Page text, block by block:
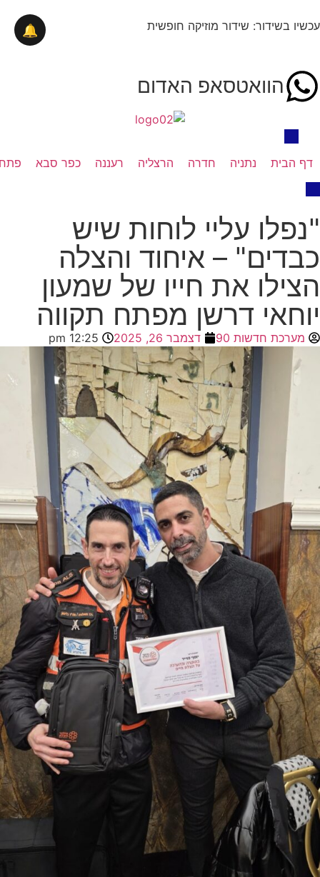
עכשיו בשידור: שידור מוזיקה חופשית
הוואטסאפ האדום
דף הבית נתניה חדרה הרצליה רעננה כפר סבא
"נפלו עליי לוחות שיש
כבדים" – איחוד והצלה
הצילו את חייו של שמעון
יוחאי דרשן מפתח תקווה
מערכת חדשות 90 דצמבר 26, 2025 12:25 pm
🔔